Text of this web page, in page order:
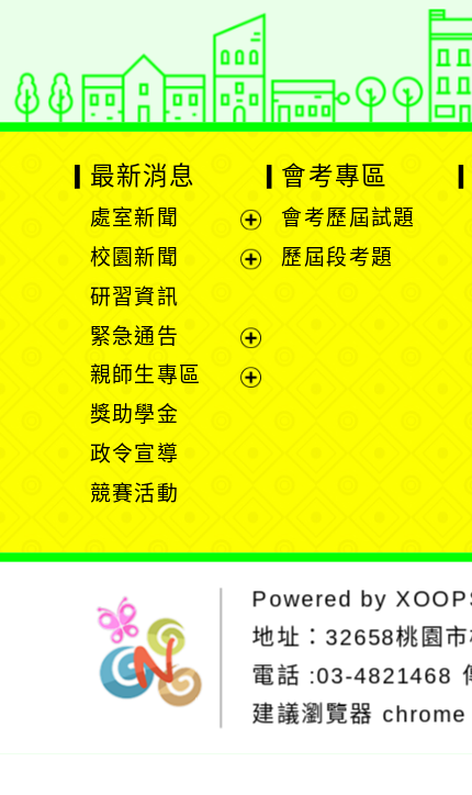
網站設計：
Xoops網站設計者
最新消息
處室新聞
展
開
單
校園新聞
選
單
研習資訊
緊急通告
展
親師生專區
獎助學金
政令宣導
競賽活動
會考專區
會考歷屆試題
歷屆段考題
Powered by
地址： 32658桃園
電話 :03-4821468
建議瀏覽器 chrome